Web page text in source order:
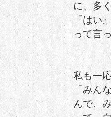
に、多
『はい
って言
私も一
「みん
んで、